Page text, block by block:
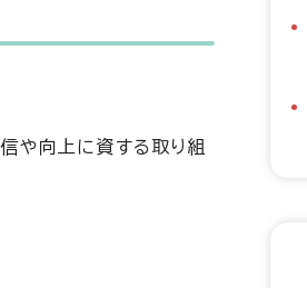
や向上に資する取り組